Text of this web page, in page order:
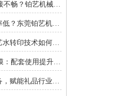
喷涂 + 转印衔接不畅？铂艺机械：自动喷涂生产线 + 水转印设备，实现全流程自动化
水转印工艺效率低？东莞铂艺机械：整套水转印设备，适配多场景生产需求
深度解码：铂艺水转印技术如何重新定义曲面包装价值链
转印槽 + 转印膜：配套使用提升实验成功率-铂艺机械设备有限公司
单轴水转印设备，赋能礼品行业小批量定制：高效、省心、低成本-铂艺机械设备有限公司